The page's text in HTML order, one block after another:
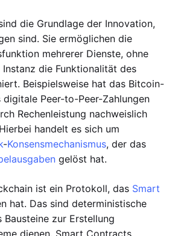
die Grundlage der Innovation,
sind. Sie ermöglichen die
mehrerer Dienste, ohne
die Funktionalität des
Beispielsweise hat das Bitcoin-
Peer-to-Peer-Zahlungen
Rechenleistung nachweislich
handelt es sich um
-Konsensmechanismus, der das
gelöst hat.
ist ein Protokoll, das Smart
hat. Das sind deterministische
Bausteine zur Erstellung
dienen. Smart Contracts